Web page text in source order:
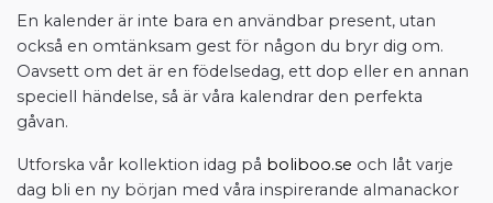
En kalender är inte bara en användbar present, utan
också en omtänksam gest för någon du bryr dig om.
Oavsett om det är en födelsedag, ett dop eller en annan
speciell händelse, så är våra kalendrar den perfekta
gåvan.
Utforska vår kollektion idag på boliboo.se och låt varje
dag bli en ny början med våra inspirerande almanackor